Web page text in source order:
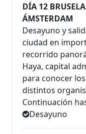
DÍA 12
ÁMSTERDAM
Desayuno y
ciudad en
recorrido
Haya, capital
para conocer
distintos
Continuación
Desayuno